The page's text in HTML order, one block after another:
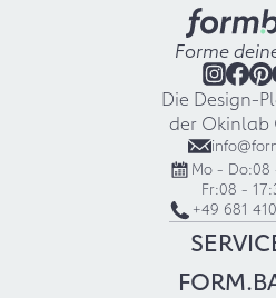
Forme
Die Design-
der Okinlab
Mo - Do:08
Fr:08 -
+49 681